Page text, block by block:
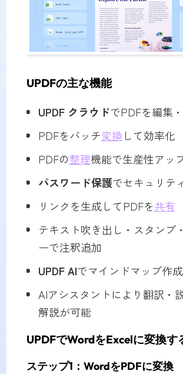
UPDFの主な機能
UPDF クラウドでPDFを編集
PDFをバッチ変換 して効率化
PDFの整理機能で生産性アッ
パスワード保護でセキュリテ
リンクを生成してPDFを共有
テキスト吹き出し・スタンプ
ーで注釈追加
UPDF AIでマインドマップ作
AIアシスタントにより翻訳・
解説が可能
UPDFでWordをExcelに変換す
ステップ1：WordをPDFに変換